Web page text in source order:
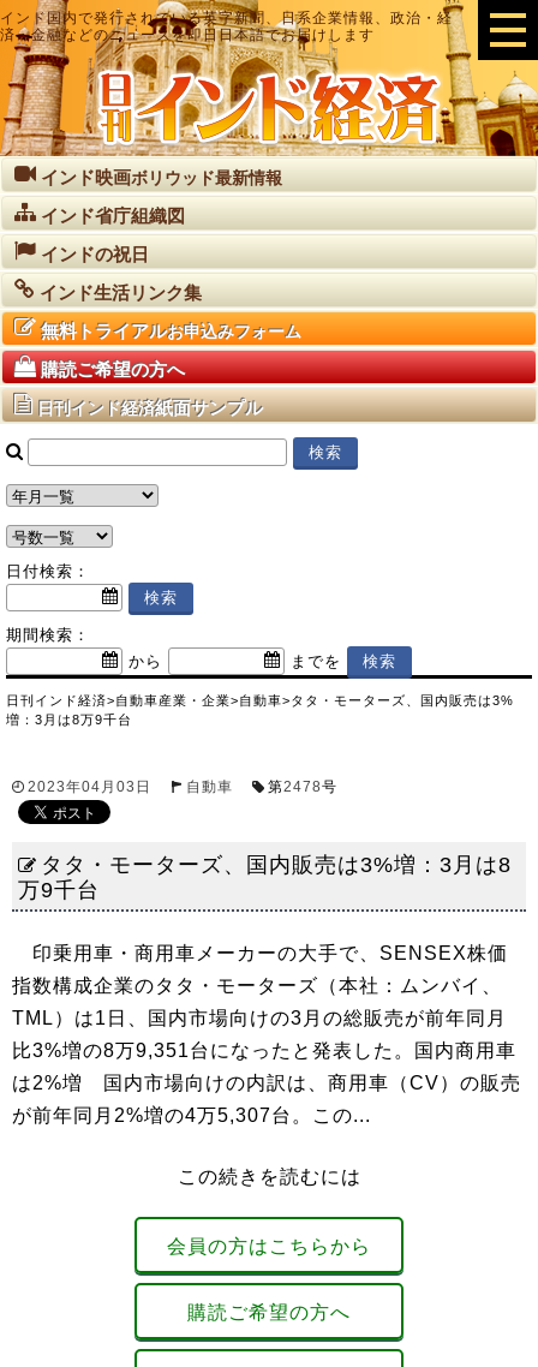
インド国内で発行されている英字新聞、日系企業情報、政治・経
済・金融などのニュースを即日日本語でお届けします
インド映画ボリウッド最新情報
インド省庁組織図
インドの祝日
インド生活リンク集
無料トライアルお申込みフォーム
購読ご希望の方へ
日刊インド経済紙面サンプル
日付検索：
期間検索：
から
までを
日刊インド経済>自動車産業・企業>自動車>タタ・モーターズ、国内販売は3%
増：3月は8万9千台
2023年04月03日 自動車 第2478号
タタ・モーターズ、国内販売は3%増：3月は8
万9千台
印乗用車・商用車メーカーの大手で、SENSEX株価
指数構成企業のタタ・モーターズ（本社：ムンバイ、
TML）は1日、国内市場向けの3月の総販売が前年同月
比3%増の8万9,351台になったと発表した。国内商用車
は2%増 国内市場向けの内訳は、商用車（CV）の販売
が前年同月2%増の4万5,307台。この...
この続きを読むには
会員の方はこちらから
購読ご希望の方へ